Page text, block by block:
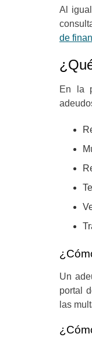
Al
de
En la
Un
portal
las